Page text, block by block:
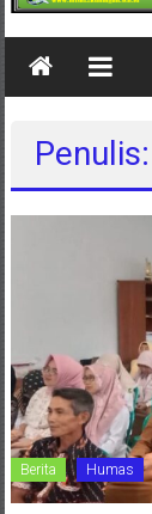
MTSN
12
Penulis:
Berita Humas